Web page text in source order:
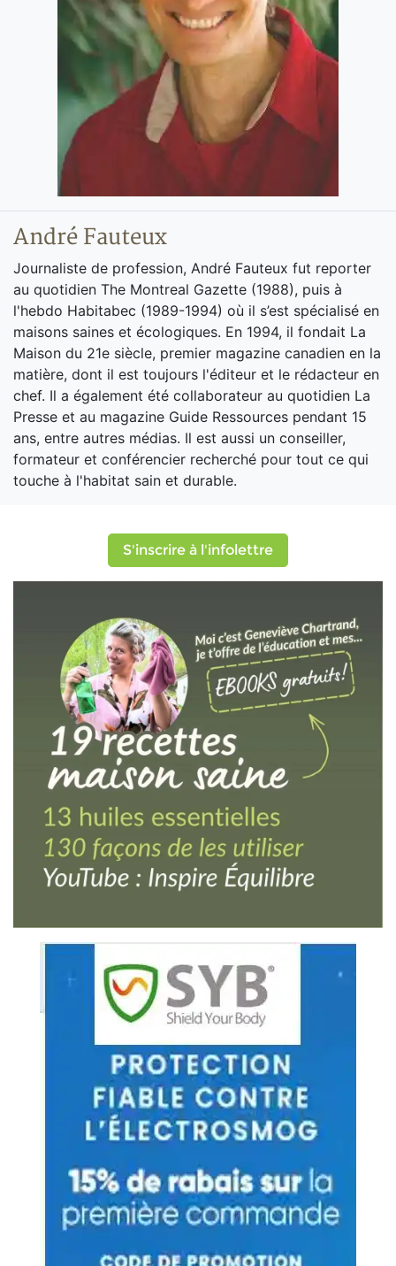
André Fauteux
Journaliste de profession, André Fauteux fut reporter
au quotidien The Montreal Gazette (1988), puis à
l'hebdo Habitabec (1989-1994) où il s’est spécialisé en
maisons saines et écologiques. En 1994, il fondait La
Maison du 21e siècle, premier magazine canadien en la
matière, dont il est toujours l'éditeur et le rédacteur en
chef. Il a également été collaborateur au quotidien La
Presse et au magazine Guide Ressources pendant 15
ans, entre autres médias. Il est aussi un conseiller,
formateur et conférencier recherché pour tout ce qui
touche à l'habitat sain et durable.
S'inscrire à l'infolettre